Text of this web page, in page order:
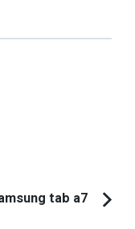
tab a7